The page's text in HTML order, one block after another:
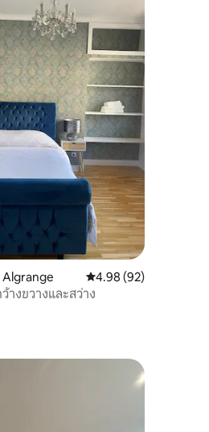
ว
คะแนนเฉลี่ย 4.98 จาก
4.98 (92)
งขวางและสว่าง